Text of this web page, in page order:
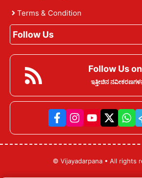
Terms & Condition
Follow Us
Follow Us
ಇತ್ತೀಚಿನ
© Vijayadarpana • All rights